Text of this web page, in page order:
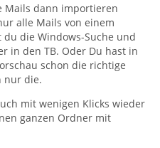
Mails dann importieren
alle Mails von einem
die Windows-Suche und
in den TB. Oder Du hast in
schon die richtige
nur die.
mit wenigen Klicks wieder
ganzen Ordner mit